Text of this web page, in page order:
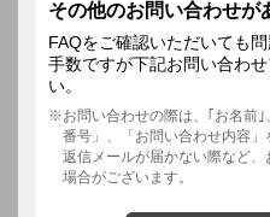
その他のお問い合わせが
FAQをご確認いただいても
手数ですが下記お問い合わ
い。
お問い合わせの際は、｢お名前
番号」、「お問い合わせ内容」
返信メールが届かない際など
場合がございます。